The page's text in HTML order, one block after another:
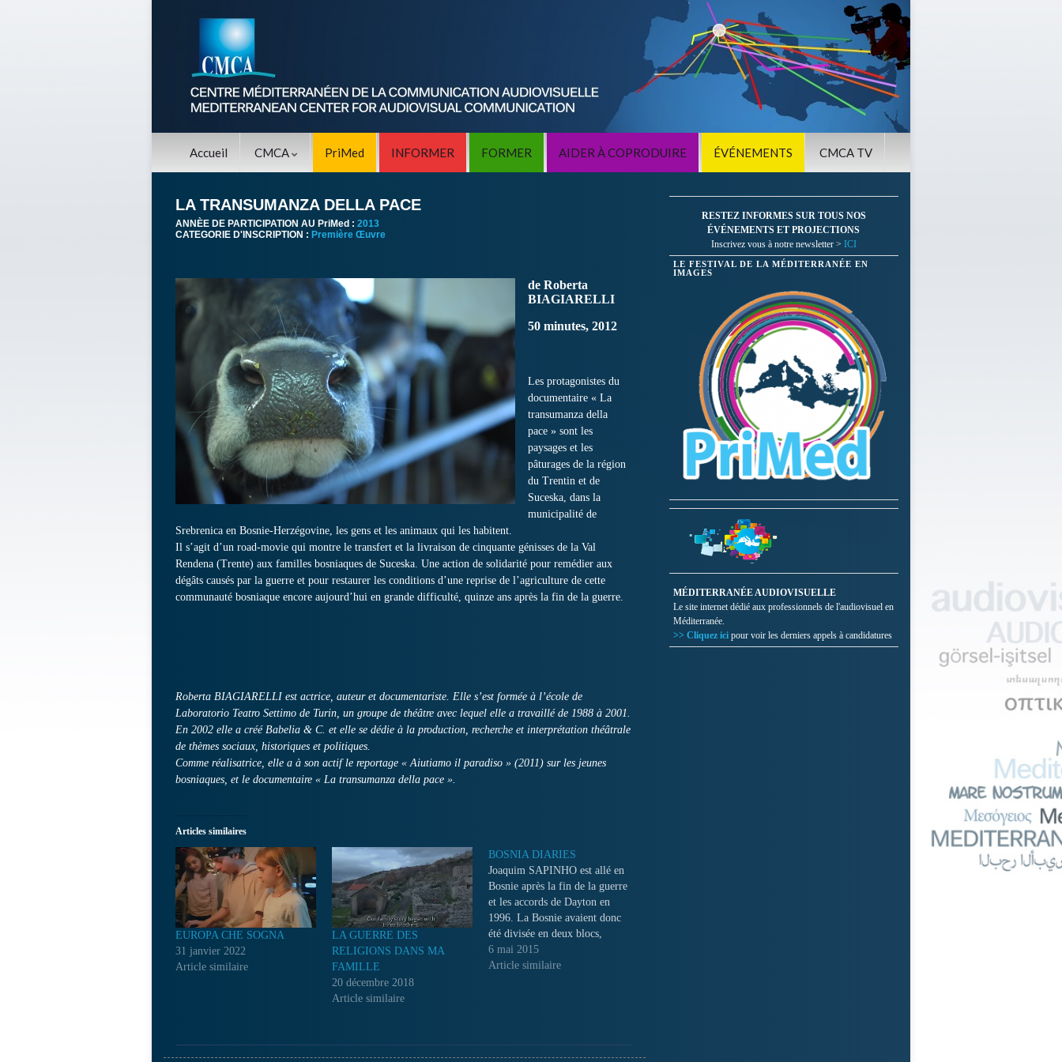
Accueil CMCA PriMed INFORMER FORMER AIDER À COPRODUIRE ÉVÉNEMENTS CMCA TV
LA TRANSUMANZA DELLA PACE
ANNÈE DE PARTICIPATION AU PriMed : 2013
CATEGORIE D'INSCRIPTION : Première Œuvre
de Roberta
BIAGIARELLI
50 minutes, 2012
Les protagonistes du
documentaire « La
transumanza della
pace » sont les
paysages et les
pâturages de la région
du Trentin et de
Suceska, dans la
municipalité de
Srebrenica en Bosnie-Herzégovine, les gens et les animaux qui les habitent.
Il s’agit d’un road-movie qui montre le transfert et la livraison de cinquante génisses de la Val
Rendena (Trente) aux familles bosniaques de Suceska. Une action de solidarité pour remédier aux
dégâts causés par la guerre et pour restaurer les conditions d’une reprise de l’agriculture de cette
communauté bosniaque encore aujourd’hui en grande difficulté, quinze ans après la fin de la guerre.
Roberta BIAGIARELLI est actrice, auteur et documentariste. Elle s’est formée à l’école de
Laboratorio Teatro Settimo de Turin, un groupe de théâtre avec lequel elle a travaillé de 1988 à 2001.
En 2002 elle a créé Babelia & C. et elle se dédie à la production, recherche et interprétation théâtrale
de thèmes sociaux, historiques et politiques.
Comme réalisatrice, elle a à son actif le reportage « Aiutiamo il paradiso » (2011) sur les jeunes
bosniaques, et le documentaire « La transumanza della pace ».
Articles similaires
EUROPA CHE SOGNA
31 janvier 2022
Article similaire
LA GUERRE DES
RELIGIONS DANS MA
FAMILLE
20 décembre 2018
Article similaire
BOSNIA DIARIES
Joaquim SAPINHO est allé en
Bosnie après la fin de la guerre
et les accords de Dayton en
1996. La Bosnie avaient donc
été divisée en deux blocs,
séparant les Serbes Bosniaques
et les Bosniaques musulmans.
6 mai 2015
Article similaire
RESTEZ INFORMES SUR TOUS NOS
ÉVÉNEMENTS ET PROJECTIONS
Inscrivez vous à notre newsletter > ICI
LE FESTIVAL DE LA MÉDITERRANÉE EN
IMAGES
MÉDITERRANÉE AUDIOVISUELLE
Le site internet dédié aux professionnels de l'audiovisuel en
Méditerranée.
>> Cliquez ici pour voir les derniers appels à candidatures